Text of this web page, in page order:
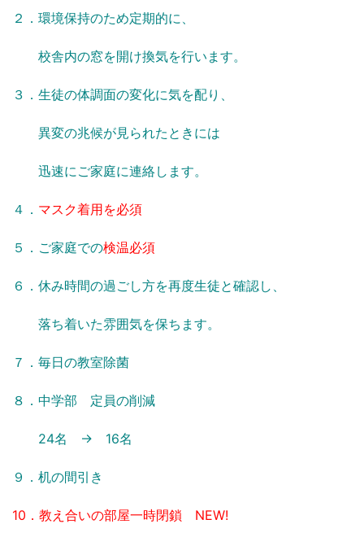
２．環境保持のため定期的に、
校舎内の窓を開け換気を行います。
３．生徒の体調面の変化に気を配り、
異変の兆候が見られたときには
迅速にご家庭に連絡します。
４． マスク着用を必須
５．ご家庭での検温必須
６．休み時間の過ごし方を再度生徒と確認し、
落ち着いた雰囲気を保ちます。
７．毎日の教室除菌
８．中学部 定員の削減
24名 → 16名
９．机の間引き
10．教え合いの部屋一時閉鎖 NEW!